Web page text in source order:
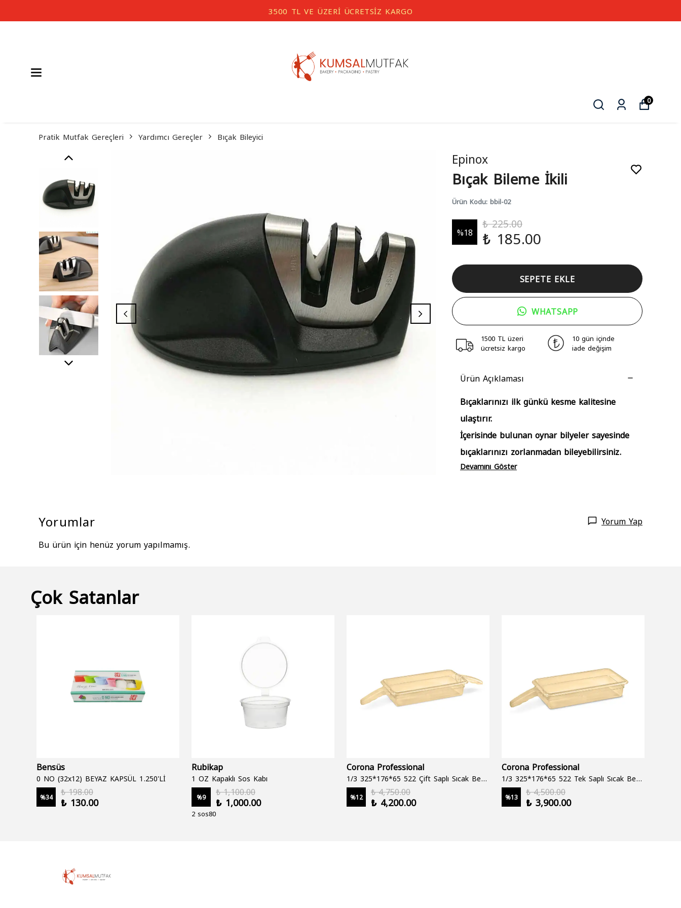
3500 TL VE ÜZERİ ÜCRETSİZ KARGO
0
Pratik Mutfak Gereçleri Yardımcı Gereçler Bıçak Bileyici
Epinox
Bıçak Bileme İkili
Ürün Kodu: bbil-02
%18
₺ 225.00
₺ 185.00
SEPETE EKLE
WHATSAPP
1500 TL üzeri
ücretsiz kargo
10 gün içinde
iade değişim
Ürün Açıklaması
Bıçaklarınızı ilk günkü kesme kalitesine
ulaştırır.
İçerisinde bulunan oynar bilyeler sayesinde
bıçaklarınızı zorlanmadan bileyebilirsiniz.
Devamını Göster
Yorumlar Yorum Yap
Bu ürün için henüz yorum yapılmamış.
Çok Satanlar
Bensüs
0 NO (32x12) BEYAZ KAPSÜL 1.250'Lİ
%34
₺ 198.00
₺ 130.00
Rubikap
1 OZ Kapaklı Sos Kabı
%9
₺ 1,100.00
₺ 1,000.00
2 sos80
Corona Professional
1/3 325*176*65 522 Çift Saplı Sıcak Bekletme Tepsisi
%12
₺ 4,750.00
₺ 4,200.00
Corona Professional
1/3 325*176*65 522 Tek Saplı Sıcak Bekletme Tepsisi
%13
₺ 4,500.00
₺ 3,900.00